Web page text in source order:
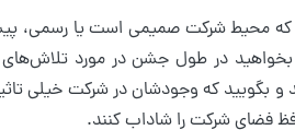
که محیط شرکت صمیمی است یا رسمی،
در طول جشن در مورد تلاش‌های
و بگویید که وجودشان در شرکت خیلی
فضای شرکت را شاداب کنند.